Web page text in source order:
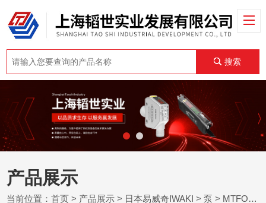
搜索
产品展示
当前位置：首页 > 产品展示 > 日本易威奇IWAKI >泵 > MTFO系列日本易威奇IWAKI 紧密耦合流程泵